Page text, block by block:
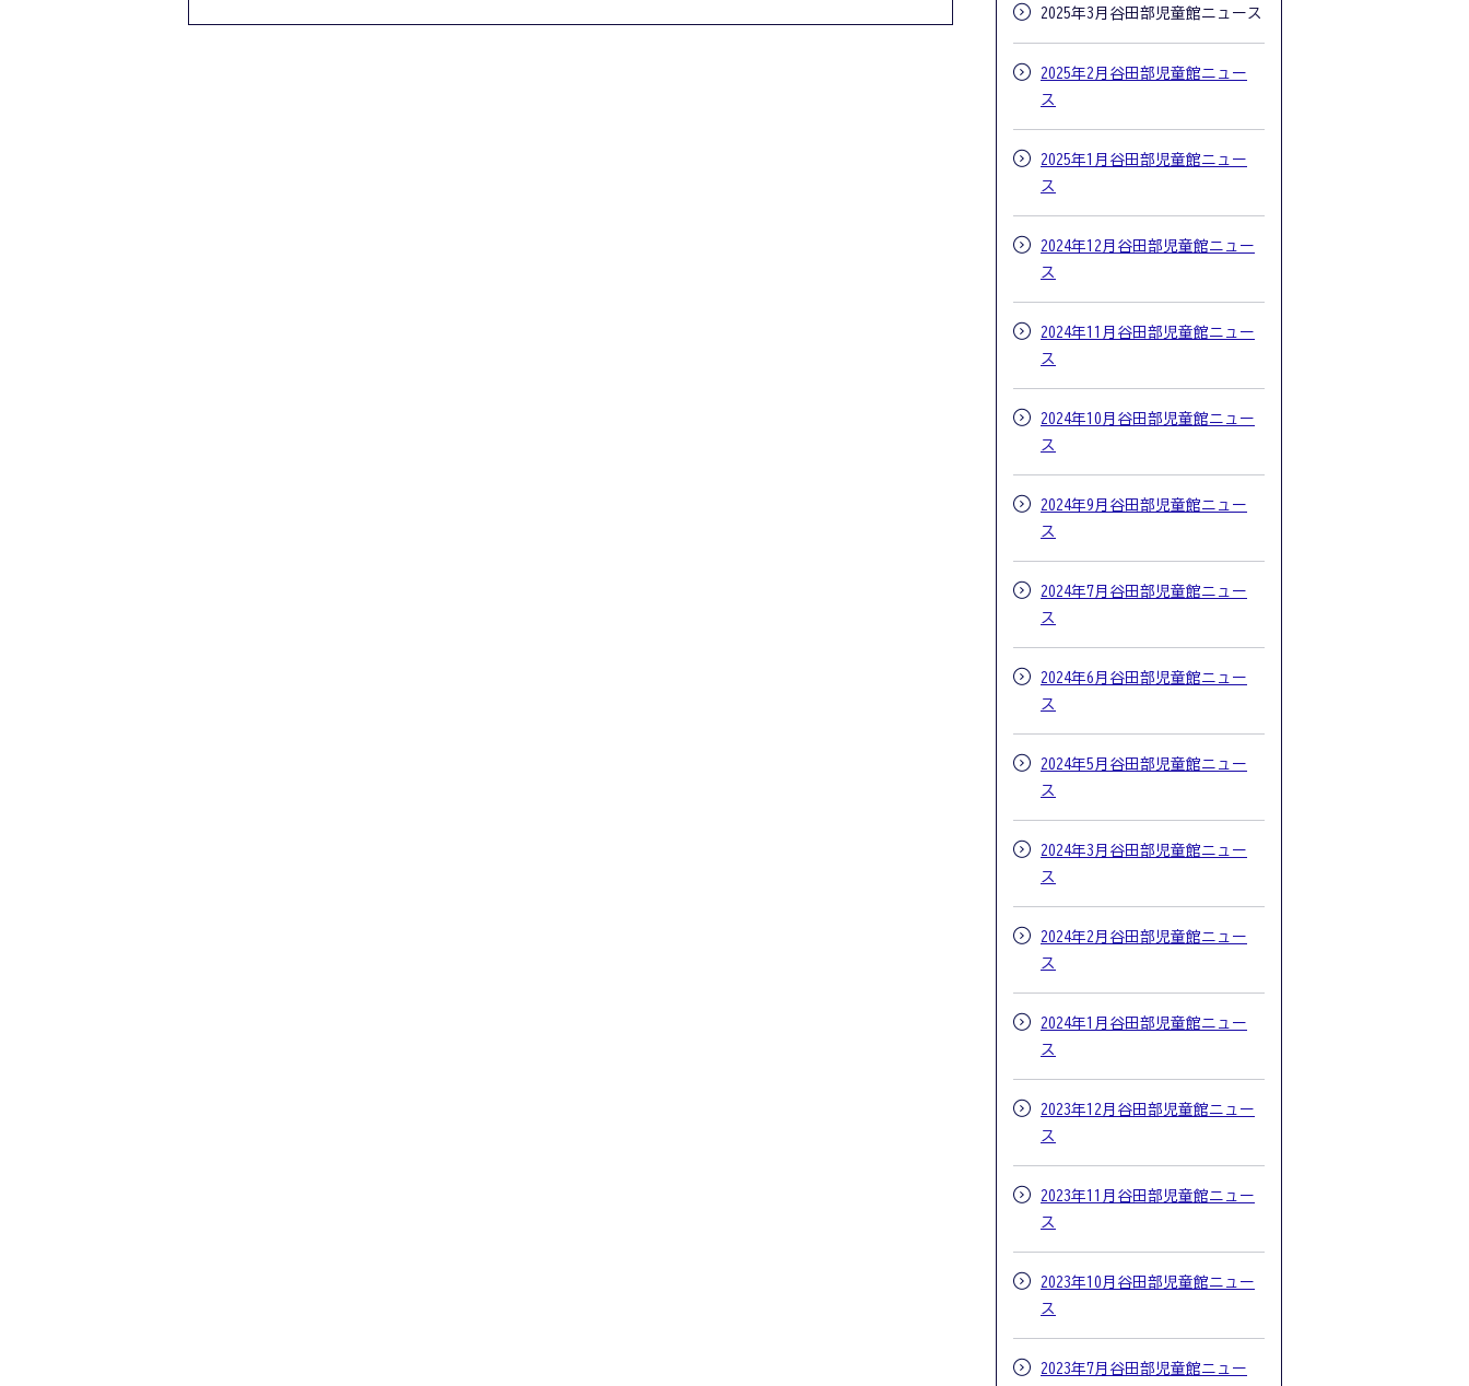
2025年3月谷田部児童館ニュース
2025年2月谷田部児童館ニュー
ス
2025年1月谷田部児童館ニュー
ス
2024年12月谷田部児童館ニュー
ス
2024年11月谷田部児童館ニュー
ス
2024年10月谷田部児童館ニュー
ス
2024年9月谷田部児童館ニュー
ス
2024年7月谷田部児童館ニュー
ス
2024年6月谷田部児童館ニュー
ス
2024年5月谷田部児童館ニュー
ス
2024年3月谷田部児童館ニュー
ス
2024年2月谷田部児童館ニュー
ス
2024年1月谷田部児童館ニュー
ス
2023年12月谷田部児童館ニュー
ス
2023年11月谷田部児童館ニュー
ス
2023年10月谷田部児童館ニュー
ス
2023年7月谷田部児童館ニュー